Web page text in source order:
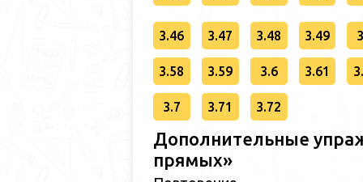
3.46 3.47 3.48 3.49
3.58 3.59 3.6 3.61
3.7 3.71 3.72
Дополнительные
прямых»